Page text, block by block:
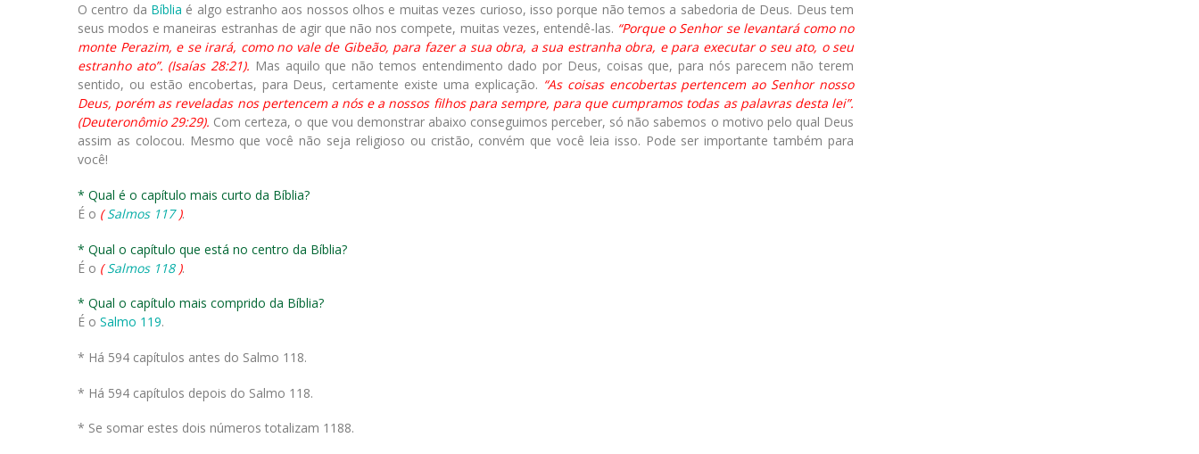
O centro da Bíblia é algo estranho aos nossos olhos e muitas vezes curioso, isso porque não temos a sabedoria de Deus. Deus tem
seus modos e maneiras estranhas de agir que não nos compete, muitas vezes, entendê-las. “Porque o Senhor se levantará como no
monte Perazim, e se irará, como no vale de Gibeão, para fazer a sua obra, a sua estranha obra, e para executar o seu ato, o seu
estranho ato”. (Isaías 28:21). Mas aquilo que não temos entendimento dado por Deus, coisas que, para nós parecem não terem
sentido, ou estão encobertas, para Deus, certamente existe uma explicação. “As coisas encobertas pertencem ao Senhor nosso
Deus, porém as reveladas nos pertencem a nós e a nossos filhos para sempre, para que cumpramos todas as palavras desta lei”.
(Deuteronômio 29:29). Com certeza, o que vou demonstrar abaixo conseguimos perceber, só não sabemos o motivo pelo qual Deus
assim as colocou. Mesmo que você não seja religioso ou cristão, convém que você leia isso. Pode ser importante também para
você!
* Qual é o capítulo mais curto da Bíblia?
É o (Salmos 117).
* Qual o capítulo que está no centro da Bíblia?
É o (Salmos 118).
* Qual o capítulo mais comprido da Bíblia?
É o Salmo 119.
* Há 594 capítulos antes do Salmo 118.
* Há 594 capítulos depois do Salmo 118.
* Se somar estes dois números totalizam 1188.